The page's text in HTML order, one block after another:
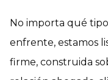
No importa qué
enfrente, estamos
firme, construida